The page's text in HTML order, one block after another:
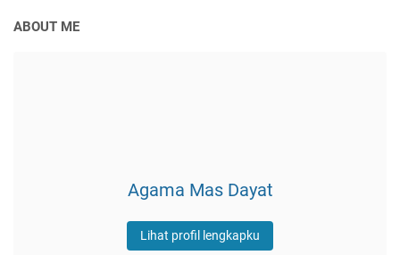
ABOUT ME
Agama Mas Dayat
Lihat profil lengkapku